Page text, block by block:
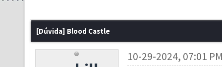
[Dúvida] Blood Castle
10-29-2024, 07:01